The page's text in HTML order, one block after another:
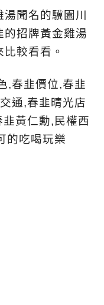
聞名的驥園川
的招牌黃金雞湯
較看看。